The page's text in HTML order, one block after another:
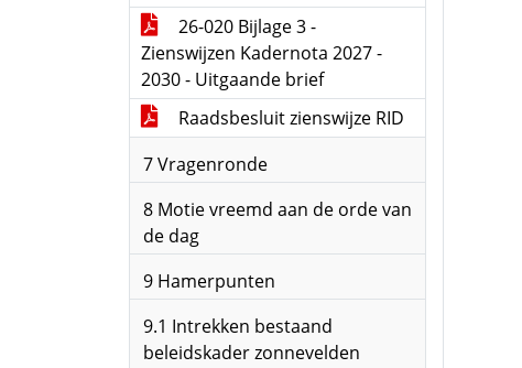
26-020 Bijlage 3 -
Zienswijzen Kadernota 2027 -
2030 - Uitgaande brief
Raadsbesluit zienswijze RID
7 Vragenronde
8 Motie vreemd aan de orde van
de dag
9 Hamerpunten
9.1 Intrekken bestaand
beleidskader zonnevelden